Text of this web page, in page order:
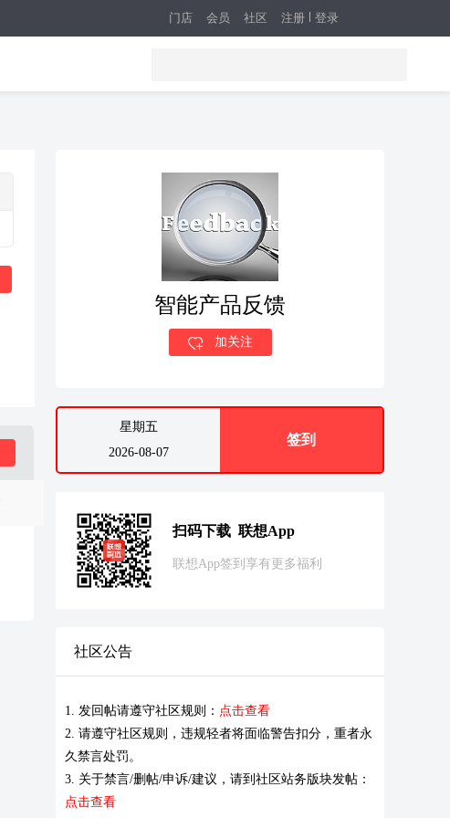
注册 登录
门店 会员 社区
智能产品反馈
加关注
星期五
2026-08-07
签到
扫码下载 联想App
联想App签到享有更多福利
社区公告
1. 发回帖请遵守社区规则： 点击查看
2. 请遵守社区规则，违规轻者将面临警告扣分，重者永
久禁言处罚。
3. 关于禁言/删帖/申诉/建议，请到社区站务版块发帖：
点击查看